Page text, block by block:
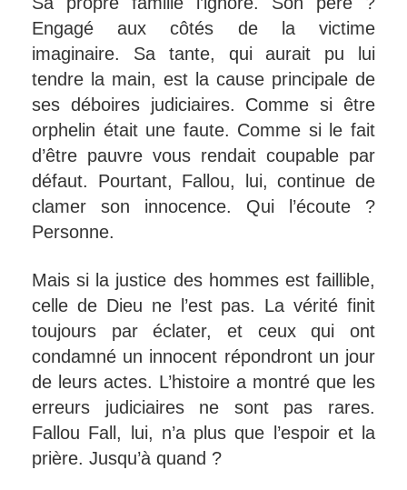
Engagé aux côtés de la victime
imaginaire. Sa tante, qui aurait pu lui
tendre la main, est la cause principale de
ses déboires judiciaires. Comme si être
orphelin était une faute. Comme si le fait
d’être pauvre vous rendait coupable par
défaut. Pourtant, Fallou, lui, continue de
clamer son innocence. Qui l’écoute ?
Personne.
Mais si la justice des hommes est faillible,
celle de Dieu ne l’est pas. La vérité finit
toujours par éclater, et ceux qui ont
condamné un innocent répondront un jour
de leurs actes. L’histoire a montré que les
erreurs judiciaires ne sont pas rares.
Fallou Fall, lui, n’a plus que l’espoir et la
prière. Jusqu’à quand ?